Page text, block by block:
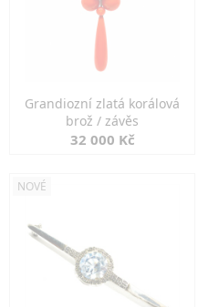
Grandiozní zlatá korálová
brož / závěs
32 000 Kč
NOVÉ